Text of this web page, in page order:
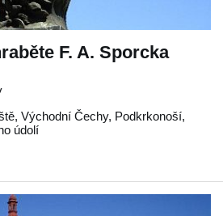
F. A. Sporcka
, Východní Čechy, Podkrkonoší,
údolí